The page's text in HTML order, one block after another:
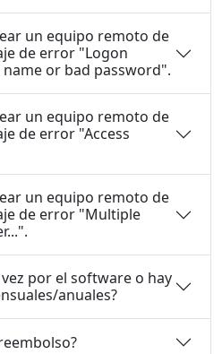
un equipo remoto de
de error "Logon
or bad password".
un equipo remoto de
de error "Access
un equipo remoto de
de error "Multiple
por el software o hay
anuales?